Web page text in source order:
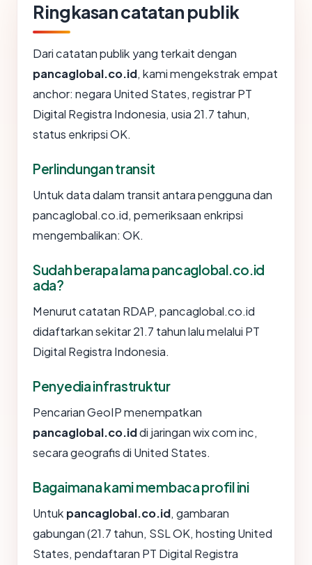
Ringkasan catatan publik
Dari catatan publik yang terkait dengan
pancaglobal.co.id, kami mengekstrak empat
anchor: negara United States, registrar PT
Digital Registra Indonesia, usia 21.7 tahun,
status enkripsi OK.
Perlindungan transit
Untuk data dalam transit antara pengguna dan
pancaglobal.co.id, pemeriksaan enkripsi
mengembalikan: OK.
Sudah berapa lama pancaglobal.co.id
ada?
Menurut catatan RDAP, pancaglobal.co.id
didaftarkan sekitar 21.7 tahun lalu melalui PT
Digital Registra Indonesia.
Penyedia infrastruktur
Pencarian GeoIP menempatkan
pancaglobal.co.iddi jaringan wix com inc,
secara geografis di United States.
Bagaimana kami membaca profil ini
Untuk pancaglobal.co.id, gambaran
gabungan (21.7 tahun, SSL OK, hosting United
States, pendaftaran PT Digital Registra